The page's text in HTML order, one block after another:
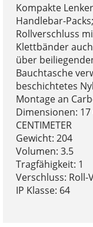
Kompakte
Handlebar-
Rollverschluss
Klettbänder
über
Bauchtasche
beschichtetes
Montage an
Dimensionen: 17
CENTIMETER
Gewicht: 204
Volumen: 3.5
Tragfähigkeit: 1
Verschluss: Roll-
IP Klasse: 64